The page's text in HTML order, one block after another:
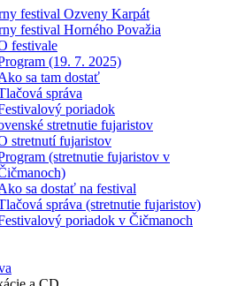
festival Ozveny Karpát
festival Horného Považia
festivale
(19. 7. 2025)
sa tam dostať
správa
poriadok
stretnutie fujaristov
stretnutí fujaristov
(stretnutie fujaristov v
sa dostať na festival
správa (stretnutie fujaristov)
poriadok v Čičmanoch